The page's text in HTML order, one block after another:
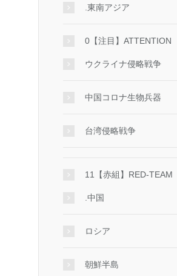
.東南アジア
0【注目】ATTENTION
ウクライナ侵略戦争
中国コロナ生物兵器
台湾侵略戦争
11【赤組】RED-TEAM
.中国
ロシア
朝鮮半島